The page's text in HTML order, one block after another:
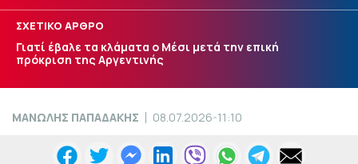
ΣΧΕΤΙΚΟ ΑΡΘΡΟ
Γιατί έβαλε τα κλάματα ο Μέσι μετά την επική
πρόκριση της Αργεντινής
ΜΑΝΩΛΗΣ ΠΑΠΑΔΑΚΗΣ 08.07.2026-11:10